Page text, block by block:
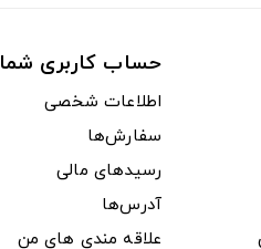
حساب کاربری شما
اطلاعات شخصی
سفارش‌ها
رسیدهای مالی
آدرس‌ها
علاقه مندی های من